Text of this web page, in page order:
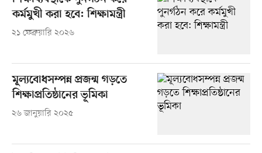
কর্মমুখী করা হবে: শিক্ষামন্ত্রী
২১ ফেব্রুয়ারি ২০২৬
মূল্যবোধসম্পন্ন প্রজন্ম গড়তে
শিক্ষাপ্রতিষ্ঠানের ভূমিকা
২৬ জানুয়ারি ২০২৫